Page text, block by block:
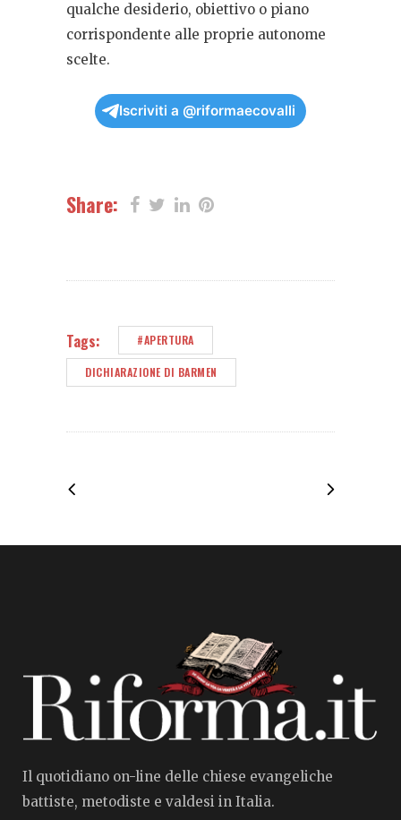
qualche desiderio, obiettivo o piano
corrispondente alle proprie autonome
scelte.
Iscriviti a @riformaecovalli
Share:
Tags: #APERTURA
DICHIARAZIONE DI BARMEN
Il quotidiano on-line delle chiese evangeliche
battiste, metodiste e valdesi in Italia.